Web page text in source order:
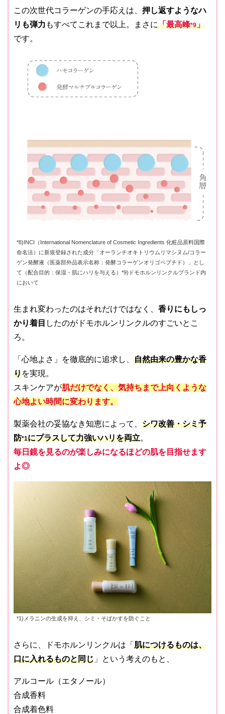
この次世代コラーゲンの手応えは、 押し返すようなハ
リも弾力 もすべてこれまで以上。まさに「最高峰*9」
です。
*8)INCI（International Nomenclature of Cosmetic Ingredients 化粧品原料国際
命名法）に新規登録された成分「オーランチオキトリウムリマシヌム/コラー
ゲン発酵液（医薬部外品表示名称：発酵コラーゲンオリゴペプチド）」とし
て（配合目的：保湿・肌にハリを与える）*9)ドモホルンリンクルブランド内
において
生まれ変わったのはそれだけではなく、 香りにもしっ
かり着目 したのがドモホルンリンクルのすごいとこ
ろ。
「心地よさ」を徹底的に追求し、 自然由来の豊かな香
りを実現。
スキンケアが肌だけでなく、気持ちまで上向くような
心地よい時間に変わります。
製薬会社の妥協なき知恵によって、 シワ改善・シミ予
防*1にプラスして力強いハリを両立。
毎日鏡を見るのが楽しみになるほどの肌を目指せます
よ◎
*1)メラニンの生成を抑え、シミ・そばかすを防ぐこと
さらに、ドモホルンリンクルは「 肌につけるものは、
口に入れるものと同じ 」という考えのもと、
アルコール（エタノール）
合成香料
合成着色料